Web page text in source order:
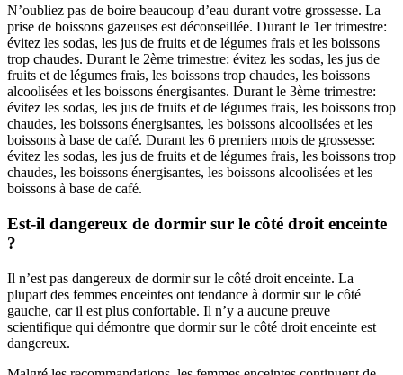
N’oubliez pas de boire beaucoup d’eau durant votre grossesse. La
prise de boissons gazeuses est déconseillée. Durant le 1er trimestre:
évitez les sodas, les jus de fruits et de légumes frais et les boissons
trop chaudes. Durant le 2ème trimestre: évitez les sodas, les jus de
fruits et de légumes frais, les boissons trop chaudes, les boissons
alcoolisées et les boissons énergisantes. Durant le 3ème trimestre:
évitez les sodas, les jus de fruits et de légumes frais, les boissons trop
chaudes, les boissons énergisantes, les boissons alcoolisées et les
boissons à base de café. Durant les 6 premiers mois de grossesse:
évitez les sodas, les jus de fruits et de légumes frais, les boissons trop
chaudes, les boissons énergisantes, les boissons alcoolisées et les
boissons à base de café.
Est-il dangereux de dormir sur le côté droit enceinte
?
Il n’est pas dangereux de dormir sur le côté droit enceinte. La
plupart des femmes enceintes ont tendance à dormir sur le côté
gauche, car il est plus confortable. Il n’y a aucune preuve
scientifique qui démontre que dormir sur le côté droit enceinte est
dangereux.